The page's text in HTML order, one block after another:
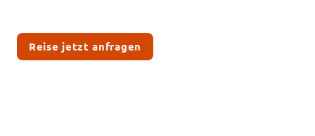
Reise jetzt anfragen